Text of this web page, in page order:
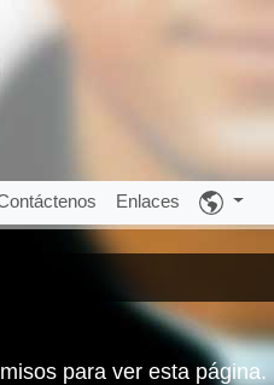
Enlaces
para ver esta página.